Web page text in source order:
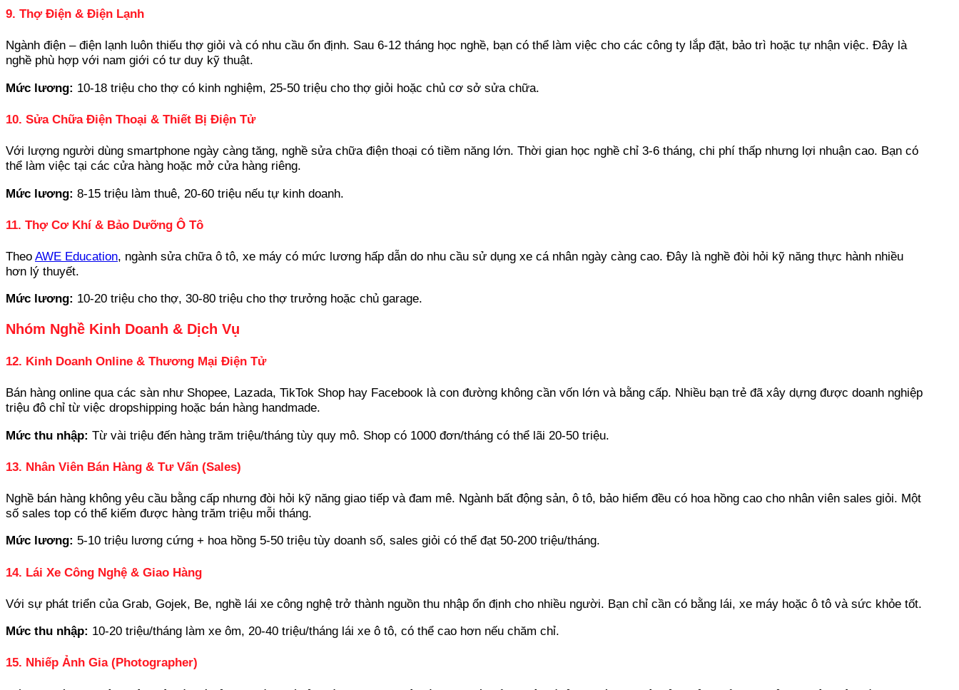
9. Thợ Điện & Điện Lạnh
Ngành điện – điện lạnh luôn thiếu thợ giỏi và có nhu cầu ổn định. Sau 6-12 tháng học nghề, bạn có thể làm việc cho các công ty lắp đặt, bảo trì hoặc tự nhận việc. Đây là
nghề phù hợp với nam giới có tư duy kỹ thuật.
Mức lương: 10-18 triệu cho thợ có kinh nghiệm, 25-50 triệu cho thợ giỏi hoặc chủ cơ sở sửa chữa.
10. Sửa Chữa Điện Thoại & Thiết Bị Điện Tử
Với lượng người dùng smartphone ngày càng tăng, nghề sửa chữa điện thoại có tiềm năng lớn. Thời gian học nghề chỉ 3-6 tháng, chi phí thấp nhưng lợi nhuận cao. Bạn có
thể làm việc tại các cửa hàng hoặc mở cửa hàng riêng.
Mức lương: 8-15 triệu làm thuê, 20-60 triệu nếu tự kinh doanh.
11. Thợ Cơ Khí & Bảo Dưỡng Ô Tô
Theo AWE Education, ngành sửa chữa ô tô, xe máy có mức lương hấp dẫn do nhu cầu sử dụng xe cá nhân ngày càng cao. Đây là nghề đòi hỏi kỹ năng thực hành nhiều
hơn lý thuyết.
Mức lương: 10-20 triệu cho thợ, 30-80 triệu cho thợ trưởng hoặc chủ garage.
Nhóm Nghề Kinh Doanh & Dịch Vụ
12. Kinh Doanh Online & Thương Mại Điện Tử
Bán hàng online qua các sàn như Shopee, Lazada, TikTok Shop hay Facebook là con đường không cần vốn lớn và bằng cấp. Nhiều bạn trẻ đã xây dựng được doanh nghiệp
triệu đô chỉ từ việc dropshipping hoặc bán hàng handmade.
Mức thu nhập: Từ vài triệu đến hàng trăm triệu/tháng tùy quy mô. Shop có 1000 đơn/tháng có thể lãi 20-50 triệu.
13. Nhân Viên Bán Hàng & Tư Vấn (Sales)
Nghề bán hàng không yêu cầu bằng cấp nhưng đòi hỏi kỹ năng giao tiếp và đam mê. Ngành bất động sản, ô tô, bảo hiểm đều có hoa hồng cao cho nhân viên sales giỏi. Một
số sales top có thể kiếm được hàng trăm triệu mỗi tháng.
Mức lương: 5-10 triệu lương cứng + hoa hồng 5-50 triệu tùy doanh số, sales giỏi có thể đạt 50-200 triệu/tháng.
14. Lái Xe Công Nghệ & Giao Hàng
Với sự phát triển của Grab, Gojek, Be, nghề lái xe công nghệ trở thành nguồn thu nhập ổn định cho nhiều người. Bạn chỉ cần có bằng lái, xe máy hoặc ô tô và sức khỏe tốt.
Mức thu nhập: 10-20 triệu/tháng làm xe ôm, 20-40 triệu/tháng lái xe ô tô, có thể cao hơn nếu chăm chỉ.
15. Nhiếp Ảnh Gia (Photographer)